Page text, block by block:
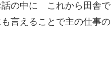
話の中に これから田舎で
言えることで主の仕事の